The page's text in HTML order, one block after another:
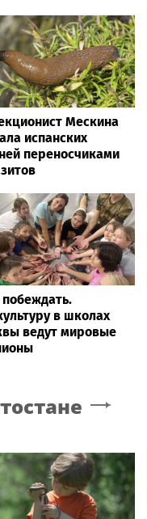
Мескина
испанских
переносчиками
побеждать.
в школах
ведут мировые